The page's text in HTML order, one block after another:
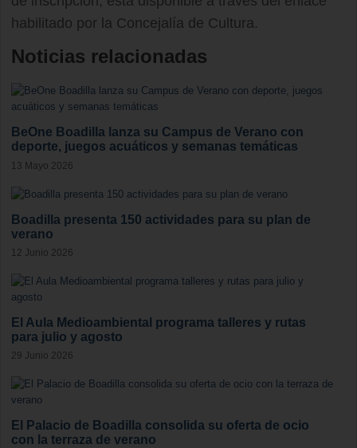
habilitado por la Concejalía de Cultura.
Noticias relacionadas
BeOne Boadilla lanza su Campus de Verano con
deporte, juegos acuáticos y semanas temáticas
13 Mayo 2026
Boadilla presenta 150 actividades para su plan de
verano
12 Junio 2026
El Aula Medioambiental programa talleres y rutas
para julio y agosto
29 Junio 2026
El Palacio de Boadilla consolida su oferta de ocio
con la terraza de verano